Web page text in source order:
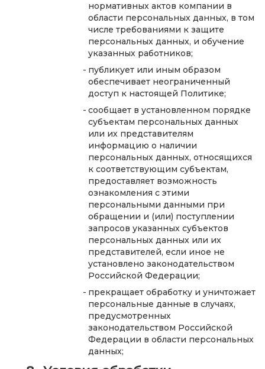
нормативных актов компании в
области персональных данных, в том
числе требованиями к защите
персональных данных, и обучение
указанных работников;
публикует или иным образом
обеспечивает неограниченный
доступ к настоящей Политике;
сообщает в установленном порядке
субъектам персональных данных
или их представителям
информацию о наличии
персональных данных, относящихся
к соответствующим субъектам,
предоставляет возможность
ознакомления с этими
персональными данными при
обращении и (или) поступлении
запросов указанных субъектов
персональных данных или их
представителей, если иное не
установлено законодательством
Российской Федерации;
прекращает обработку и уничтожает
персональные данные в случаях,
предусмотренных
законодательством Российской
Федерации в области персональных
данных;